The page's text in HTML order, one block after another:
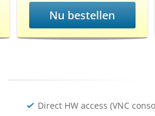
Nu bestellen
Direct HW access (VNC